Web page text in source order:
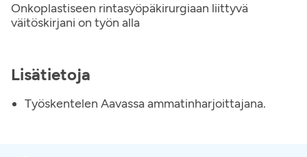
Onkoplastiseen rintasyöpäkirurgiaan liittyvä
väitöskirjani on työn alla
Lisätietoja
Työskentelen Aavassa ammatinharjoittajana.